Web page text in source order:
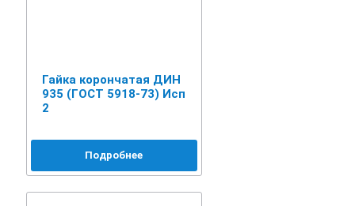
Гайка корончатая ДИН
935 (ГОСТ 5918-73) Исп
2
Подробнее